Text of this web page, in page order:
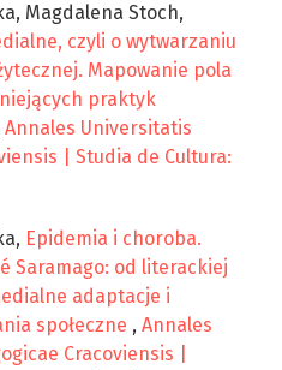
Magdalena Stoch,
czyli o wytwarzaniu
Mapowanie pola
praktyk
Annales Universitatis
| Studia de Cultura:
Epidemia i choroba.
Saramago: od literackiej
adaptacje i
społeczne , Annales
Cracoviensis |